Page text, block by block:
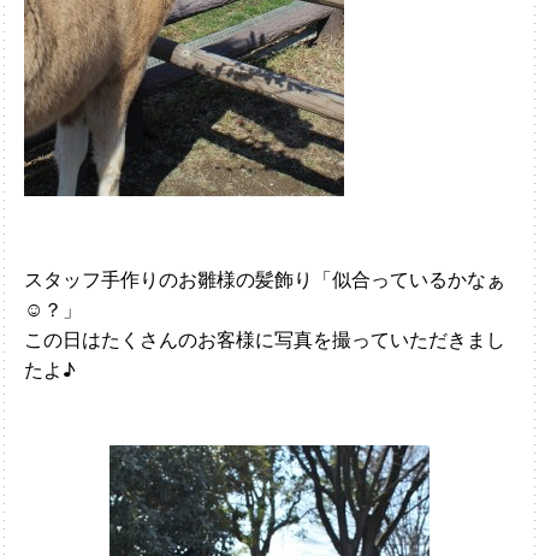
スタッフ手作りのお雛様の髪飾り「似合っているかなぁ
☺？」
この日はたくさんのお客様に写真を撮っていただきまし
たよ♪